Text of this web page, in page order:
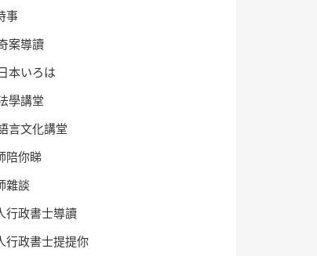
事
案導讀
本いろは
學講堂
言文化講堂
陪你睇
雜談
行政書士導讀
行政書士提提你